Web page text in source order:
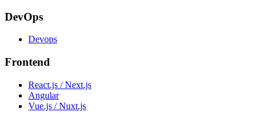
DevOps
Devops
Frontend
React.js / Next.js
Angular
Vue.js / Nuxt.js